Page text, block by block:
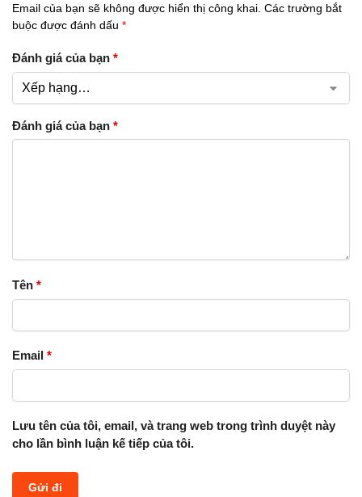
Email của bạn sẽ không được hiển thị công khai. Các trường bắt
buộc được đánh dấu *
Đánh giá của bạn *
Đánh giá của bạn *
Tên *
Email *
Lưu tên của tôi, email, và trang web trong trình duyệt này
cho lần bình luận kế tiếp của tôi.